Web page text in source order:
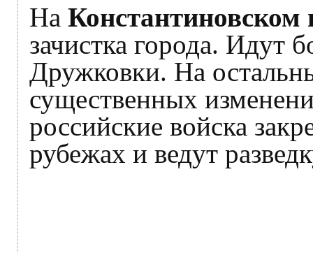
На Константиновском
зачистка города. Идут
Дружковки. На
существенных
российские войска
рубежах и ведут